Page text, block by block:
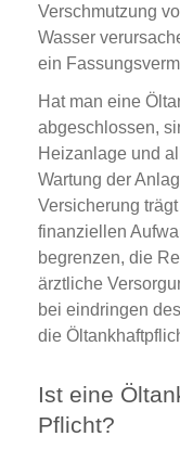
Verschmutzung
Wasser
ein
Hat man eine
abgeschlossen,
Heizanlage und
Wartung der
Versicherung
finanziellen
begrenzen, die
ärztliche
bei eindringen
die
Ist eine
Pflicht?